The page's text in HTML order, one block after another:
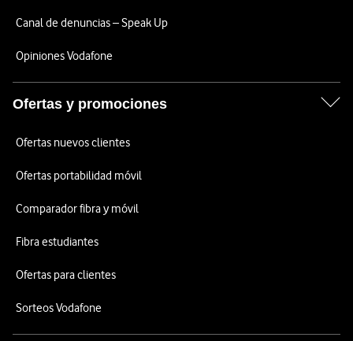
Canal de denuncias – Speak Up
Opiniones Vodafone
Ofertas y promociones
Ofertas nuevos clientes
Ofertas portabilidad móvil
Comparador fibra y móvil
Fibra estudiantes
Ofertas para clientes
Sorteos Vodafone